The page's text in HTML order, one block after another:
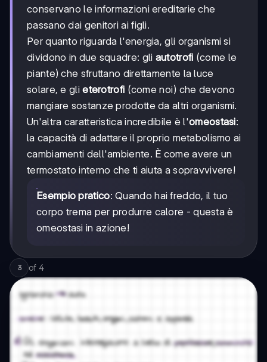
conservano le informazioni ereditarie che
passano dai genitori ai figli.
Per quanto riguarda l'energia, gli organismi si
dividono in due squadre: gli autotrofi (come le
piante) che sfruttano direttamente la luce
solare, e glieterotrofi (come noi) che devono
mangiare sostanze prodotte da altri organismi.
Un'altra caratteristica incredibile è l'omeostasi:
la capacità di adattare il proprio metabolismo ai
cambiamenti dell'ambiente. È come avere un
termostato interno che ti aiuta a sopravvivere!
Esempio pratico: Quando hai freddo, il tuo
corpo trema per produrre calore - questa è
omeostasi in azione!
3 of 4